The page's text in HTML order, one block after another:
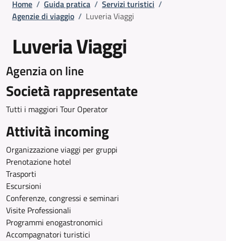
Home / Guida pratica / Servizi turistici /
Agenzie di viaggio / Luveria Viaggi
Luveria Viaggi
Agenzia on line
Società rappresentate
Tutti i maggiori Tour Operator
Attività incoming
Organizzazione viaggi per gruppi
Prenotazione hotel
Trasporti
Escursioni
Conferenze, congressi e seminari
Visite Professionali
Programmi enogastronomici
Accompagnatori turistici